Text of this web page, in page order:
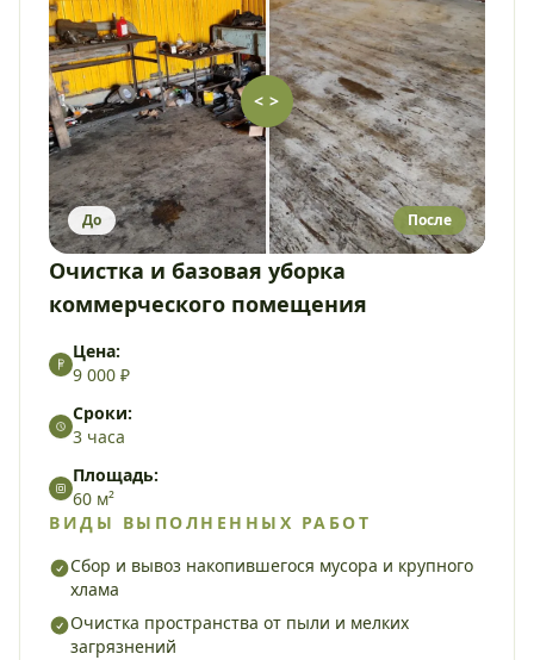
< >
До После
Очистка и базовая уборка
коммерческого помещения
Цена:
9 000 ₽
Сроки:
3 часа
Площадь:
60 м²
ВИДЫ ВЫПОЛНЕННЫХ РАБОТ
Сбор и вывоз накопившегося мусора и крупного
хлама
Очистка пространства от пыли и мелких
загрязнений